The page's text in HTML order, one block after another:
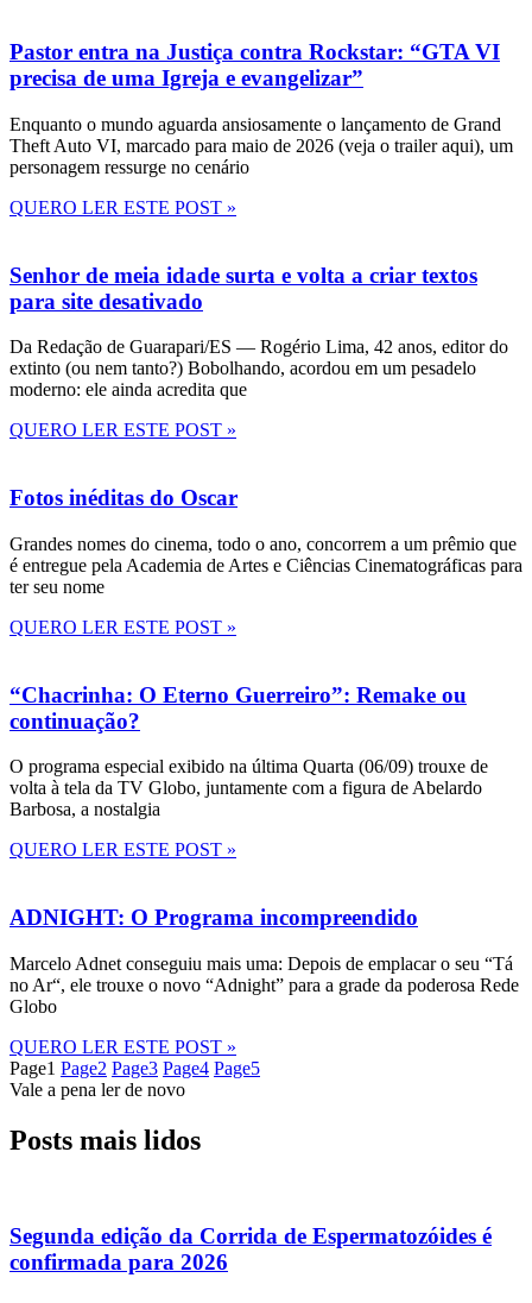
Pastor entra na Justiça contra Rockstar: “GTA VI
precisa de uma Igreja e evangelizar”
Enquanto o mundo aguarda ansiosamente o lançamento de Grand
Theft Auto VI, marcado para maio de 2026 (veja o trailer aqui), um
personagem ressurge no cenário
QUERO LER ESTE POST »
Senhor de meia idade surta e volta a criar textos
para site desativado
Da Redação de Guarapari/ES — Rogério Lima, 42 anos, editor do
extinto (ou nem tanto?) Bobolhando, acordou em um pesadelo
moderno: ele ainda acredita que
QUERO LER ESTE POST »
Fotos inéditas do Oscar
Grandes nomes do cinema, todo o ano, concorrem a um prêmio que
é entregue pela Academia de Artes e Ciências Cinematográficas para
ter seu nome
QUERO LER ESTE POST »
“Chacrinha: O Eterno Guerreiro”: Remake ou
continuação?
O programa especial exibido na última Quarta (06/09) trouxe de
volta à tela da TV Globo, juntamente com a figura de Abelardo
Barbosa, a nostalgia
QUERO LER ESTE POST »
ADNIGHT: O Programa incompreendido
Marcelo Adnet conseguiu mais uma: Depois de emplacar o seu “Tá
no Ar“, ele trouxe o novo “Adnight” para a grade da poderosa Rede
Globo
QUERO LER ESTE POST »
Page1 Page2 Page3 Page4 Page5
Vale a pena ler de novo
Posts mais lidos
Segunda edição da Corrida de Espermatozóides é
confirmada para 2026